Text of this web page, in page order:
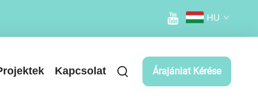
HU
Kapcsolat Árajánlat Kérése